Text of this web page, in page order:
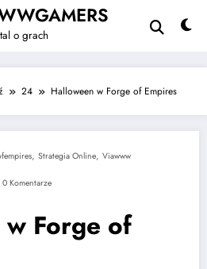
o grach
24 Halloween w Forge of Empires
, Strategia Online, Viawww
0 Komentarze
Forge of